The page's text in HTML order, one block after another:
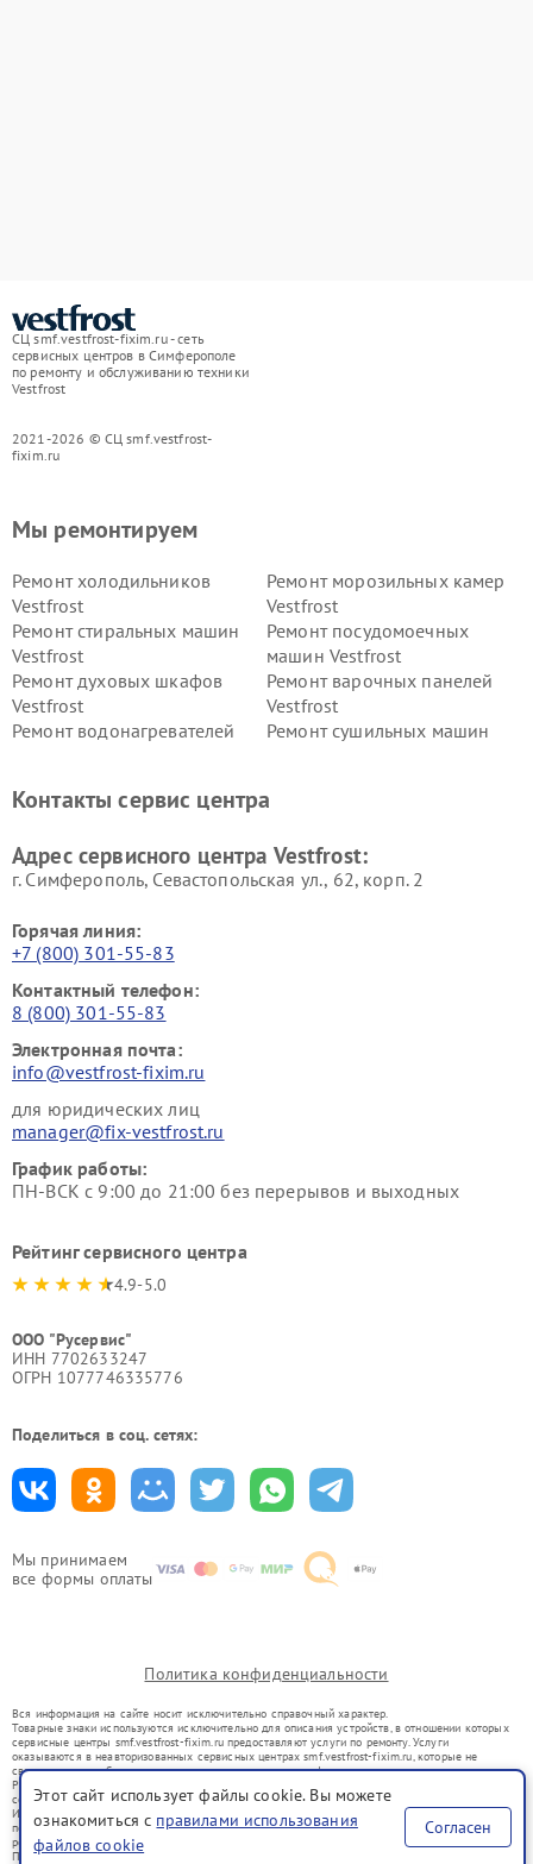
СЦ smf.vestfrost-fixim.ru - сеть
сервисных центров в Симферополе
по ремонту и обслуживанию техники
Vestfrost
2021-2026 © СЦ smf.vestfrost-
fixim.ru
Мы принимаем
все формы оплаты
Мы ремонтируем
Ремонт холодильников
Vestfrost
Ремонт морозильных камер
Vestfrost
Ремонт стиральных машин
Vestfrost
Ремонт посудомоечных
машин Vestfrost
Ремонт духовых шкафов
Vestfrost
Ремонт варочных панелей
Vestfrost
Ремонт водонагревателей
Ремонт сушильных машин
Vestfrost
Контакты сервис центра
Адрес сервисного центра Vestfrost:
г. Симферополь, Севастопольская ул., 62, корп. 2
Горячая линия:
+7 (800) 301-55-83
Контактный телефон:
8 (800) 301-55-83
Электронная почта:
info@vestfrost-fixim.ru
для юридических лиц
manager@fix-vestfrost.ru
График работы:
ПН-ВСК с 9:00 до 21:00 без перерывов и выходных
Рейтинг сервисного центра
4.9-5.0
ООО "Русервис"
ИНН 7702633247
ОГРН 1077746335776
Поделиться в соц. сетях:
Политика конфиденциальности
Вся информация на сайте носит исключительно справочный характер.
Товарные знаки используются исключительно для описания устройств, в отношении которых
сервисные центры smf.vestfrost-fixim.ru предоставляют услуги по ремонту. Услуги
оказываются в неавторизованных сервисных центрах smf.vestfrost-fixim.ru, которые не
связаны с правообладателями товарных знаков или их официальными представителями.
Ремонт осуществляется для устройств, уже введенных в гражданский оборот в соответствии
со статьей 1487 ГК РФ.
Использование товарных знаков не преследует цели индивидуализации услуг или введения
потребителей в заблуждение, а служит для информирования о предоставляемых услугах по
ремонту техники указанных брендов.
Представленная на сайте информация не является публичной офертой, определяемой
Этот сайт использует файлы cookie. Вы можете
ознакомиться с правилами использования
файлов cookie
Согласен